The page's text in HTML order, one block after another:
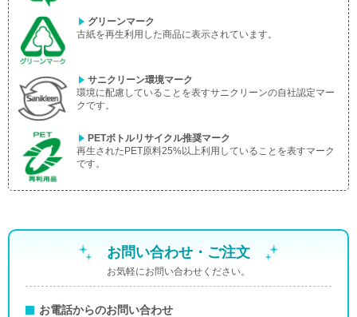
グリーンマーク
古紙を再生利用した商品に表示されています。
サニクリーン環境マーク
環境に配慮していることを表すサニクリーンの自社認定マー
クです。
PETボトルリサイクル推奨マーク
再生されたPET原料25%以上利用していることを表すマーク
です。
お問い合わせ・ご注文
お気軽にお問い合わせください。
お電話からのお問い合わせ